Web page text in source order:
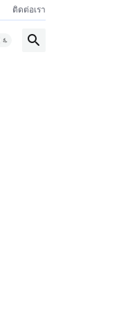
ติดต่อเรา